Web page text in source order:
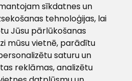
sīkdatnes un
tehnoloģijas, lai
Jūsu pārlūkošanas
mūsu vietnē, parādītu
saturu un
reklāmas, analizētu
8:00 - 17:00
Klientu
atbalsts